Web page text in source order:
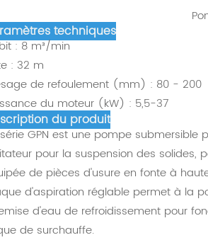
techniques
: 8 m³/min
: 32 m
de refoulement (mm) : 80 - 200
du moteur (kW) : 5,5-37
du produit
GPN est une pompe
pour la suspension des solides,
de pièces d'usure en fonte à
d'aspiration réglable permet à la
d'eau de refroidissement pour
de surchauffe.